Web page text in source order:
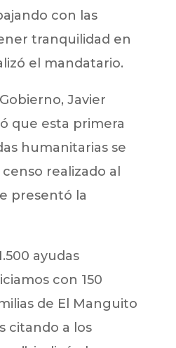
con las
tranquilidad en
el mandatario.
Javier
que esta primera
humanitarias se
realizado al
presentó la
ayudas
con 150
de El Manguito
citando a los